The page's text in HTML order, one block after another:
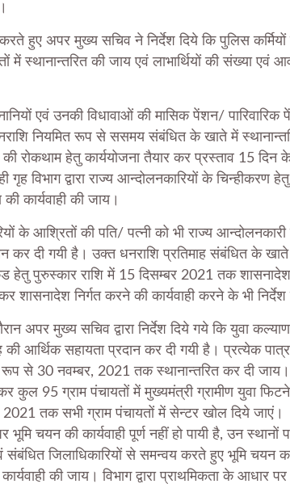
करते हुए अपर मुख्य सचिव ने निर्देश दिये कि पुलिस
में स्थानान्तरित की जाय एवं लाभार्थियों की संख्या एवं
एवं उनकी विधावाओं की मासिक पेंशन/
नियमित रूप से ससमय संबंधित के खाते में
रोकथाम हेतु कार्ययोजना तैयार कर प्रस्ताव 15 दिन
गृह विभाग द्वारा राज्य आन्दोलनकारियों के चिन्हीकरण
कार्यवाही की जाय।
के आश्रितों की पति/ पत्नी को भी राज्य
कर दी गयी है। उक्त धनराशि प्रतिमाह संबंधित के
हेतु पुरुस्कार राशि में 15 दिसम्बर 2021 तक
शासनादेश निर्गत करने की कार्यवाही करने के भी निर्देश
अपर मुख्य सचिव द्वारा निर्देश दिये गये कि युवा
आर्थिक सहायता प्रदान कर दी गयी है। प्रत्येक
रूप से 30 नवम्बर, 2021 तक स्थानान्तरित कर दी
कुल 95 ग्राम पंचायतों में मुख्यमंत्री ग्रामीण युवा
2021 तक सभी ग्राम पंचायतों में सेन्टर खोल दिये जाएं।
भूमि चयन की कार्यवाही पूर्ण नहीं हो पायी है, उन
संबंधित जिलाधिकारियों से समन्वय करते हुए भूमि चयन
की जाय। विभाग द्वारा प्राथमिकता के आधार